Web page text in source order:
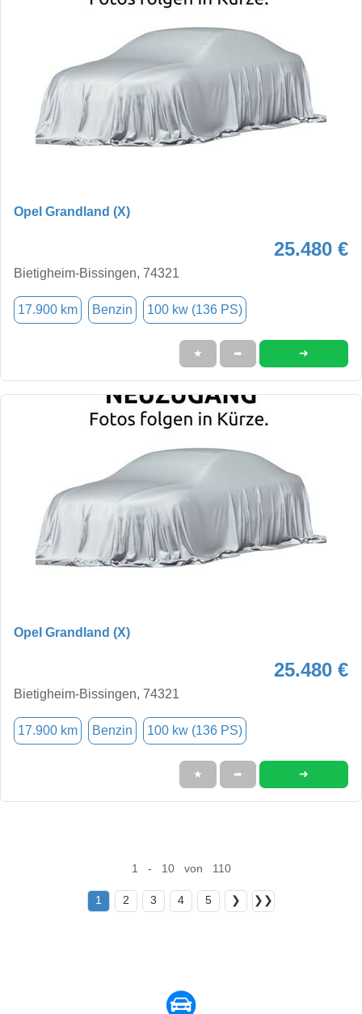
Opel Grandland (X)
25.480 €
Bietigheim-Bissingen, 74321
17.900 km Benzin 100 kw (136 PS)
★ ➦ ➜
Opel Grandland (X)
25.480 €
Bietigheim-Bissingen, 74321
17.900 km Benzin 100 kw (136 PS)
★ ➦ ➜
1 - 10 von 110
1 2 3 4 5 ❯ ❯❯